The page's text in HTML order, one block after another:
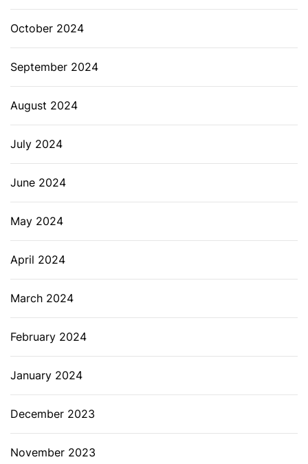
October 2024
September 2024
August 2024
July 2024
June 2024
May 2024
April 2024
March 2024
February 2024
January 2024
December 2023
November 2023